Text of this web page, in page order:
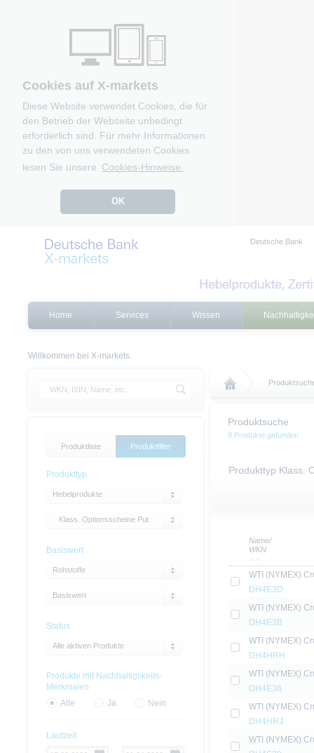
Cookies auf X-markets
Diese Website verwendet Cookies, die für
den Betrieb der Webseite unbedingt
erforderlich sind. Für mehr Informationen
zu den von uns verwendeten Cookies
lesen Sie unsere Cookies-Hinweise.
OK
Deutsche Bank
Home Services Wissen
Willkommen bei X-markets.
Produktsuche
8 Produkte gefunden
Produkttyp Klass.
Name/
WKN
WTI (NYMEX)
DH4E3D
WTI (NYMEX)
DH4E3B
WTI (NYMEX)
DH4HRH
WTI (NYMEX)
DH4E38
WTI (NYMEX)
DH4HRJ
WTI (NYMEX)
Produktliste Produktfilter
Produkttyp
Hebelprodukte
Klass. Optionsscheine Put
Basiswert
Rohstoffe
Basiswert
Status
Alle aktiven Produkte
Produkte mit Nachhaltigskeits-
Merkmalen
Alle
Ja Nein
Laufzeit